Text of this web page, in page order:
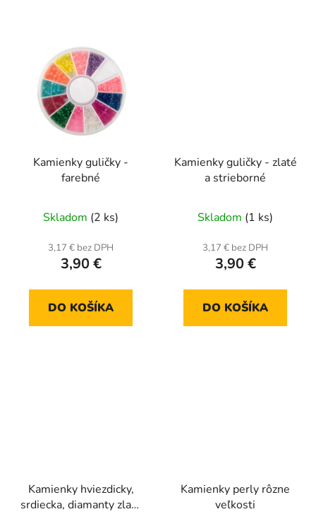
Kamienky guličky -
farebné
Skladom (2 ks)
3,17 € bez DPH
3,90 €
DO KOŠÍKA
Kamienky guličky - zlaté
a strieborné
Skladom (1 ks)
3,17 € bez DPH
3,90 €
DO KOŠÍKA
Kamienky hviezdicky,
srdiecka, diamanty zlate
Kamienky perly rôzne
veľkosti